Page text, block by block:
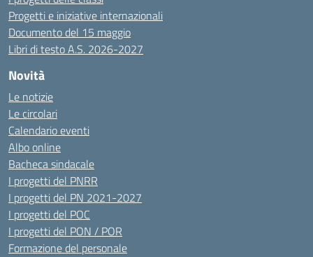
Progetti e iniziative internazionali
Documento del 15 maggio
Libri di testo A.S. 2026-2027
Novità
Le notizie
Le circolari
Calendario eventi
Albo online
Bacheca sindacale
I progetti del PNRR
I progetti del PN 2021-2027
I progetti del POC
I progetti del PON / POR
Formazione del personale